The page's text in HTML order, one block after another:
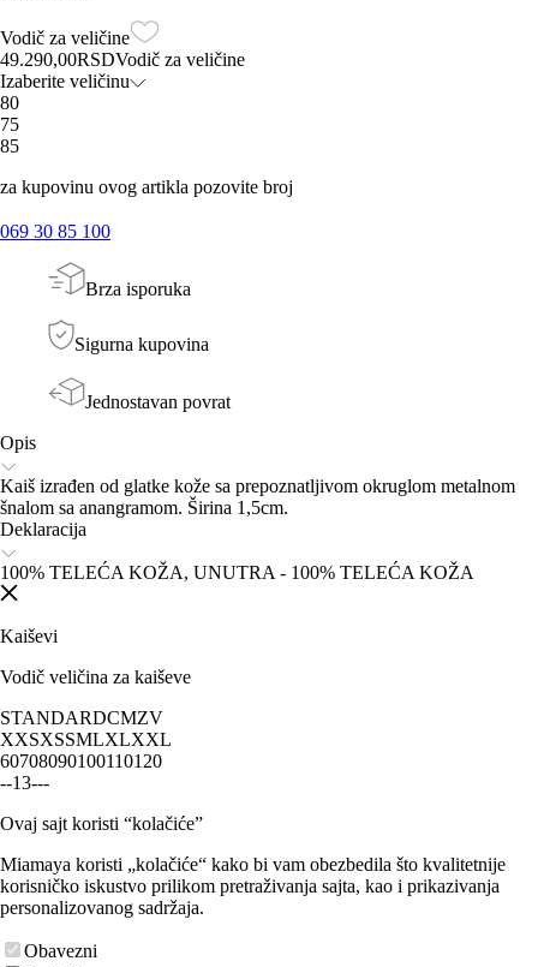
Vodič za veličine
49.290,00RSDVodič za veličine
Izaberite veličinu
80
75
85
za kupovinu ovog artikla pozovite broj
069 30 85 100
Brza isporuka
Sigurna kupovina
Jednostavan povrat
Opis
Kaiš izrađen od glatke kože sa prepoznatljivom okruglom metalnom
šnalom sa anangramom. Širina 1,5cm.
Deklaracija
100% TELEĆA KOŽA, UNUTRA - 100% TELEĆA KOŽA
Kaiševi
Vodič veličina za kaiševe
STANDARDCMZV
XXSXSSMLXLXXL
60708090100110120
--13---
Ovaj sajt koristi “kolačiće”
Miamaya koristi „kolačiće“ kako bi vam obezbedila što kvalitetnije
korisničko iskustvo prilikom pretraživanja sajta, kao i prikazivanja
personalizovanog sadržaja.
Obavezni